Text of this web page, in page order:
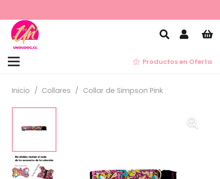
Productos en Oferta
Inicio / Collares / Collar de Simpson Pink